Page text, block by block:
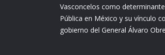
Vasconcelos como
Pública en México y su vínculo
gobierno del General Álvaro